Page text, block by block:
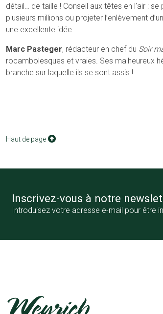
détail… de taille ! Conseil aux têtes en l’air :
plusieurs millions ou projeter l’enlèvement
une excellente idée…
Marc Pasteger, rédacteur en chef du Soir
rocambolesques et vraies. Ses malheureux
branche sur laquelle ils se sont assis !
Haut de page
Inscrivez-vous à notre
Introduisez votre adresse e-mail pour être